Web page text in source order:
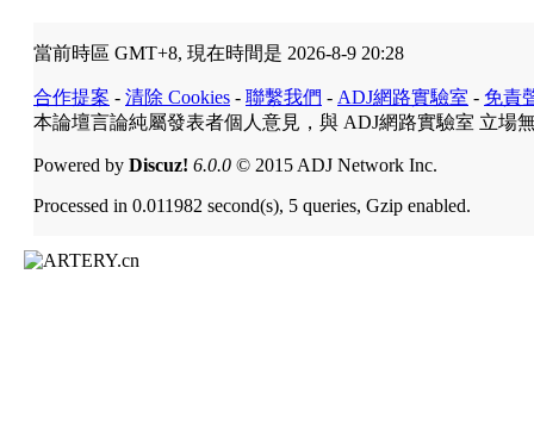
當前時區 GMT+8, 現在時間是 2026-8-9 20:28
合作提案 - 清除 Cookies - 聯繫我們 - ADJ網路實驗室 - 免責
本論壇言論純屬發表者個人意見，與 ADJ網路實驗室 立場
Powered by Discuz! 6.0.0 © 2015 ADJ Network Inc.
Processed in 0.011982 second(s), 5 queries, Gzip enabled.